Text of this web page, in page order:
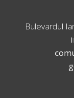
Bulevardul